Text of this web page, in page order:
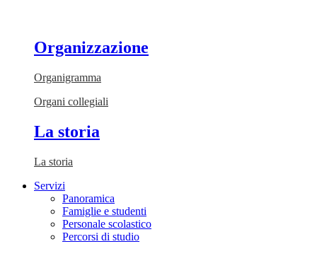
Organizzazione
Organigramma
Organi collegiali
La storia
La storia
Servizi
Panoramica
Famiglie e studenti
Personale scolastico
Percorsi di studio